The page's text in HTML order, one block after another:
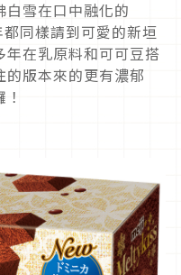
白雪在口中融化的
同樣請到可愛的新垣
在乳原料和可可豆搭
版本來的更有濃郁